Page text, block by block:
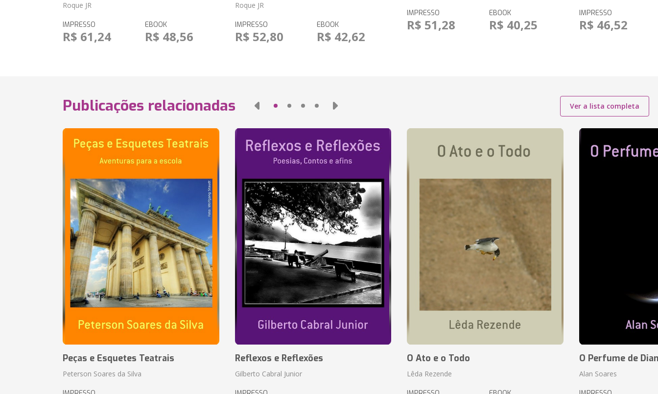
Roque JR
IMPRESSO
R$ 61,24
EBOOK
R$ 48,56
Roque JR
IMPRESSO
R$ 52,80
EBOOK
R$ 42,62
IMPRESSO
R$ 51,28
EBOOK
R$ 40,25
IMPRESSO
R$ 46,52
Publicações relacionadas Ver a lista completa
Peças e Esquetes Teatrais
Peterson Soares da Silva
Reflexos e Reflexões
Gilberto Cabral Junior
O Ato e o Todo
Lêda Rezende
O Perfume de
Alan Soares